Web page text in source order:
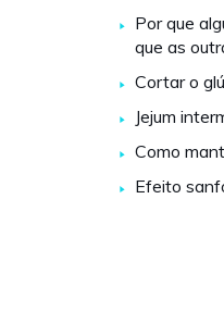
Por que
que as
Cortar o
Jejum
Como
Efeito